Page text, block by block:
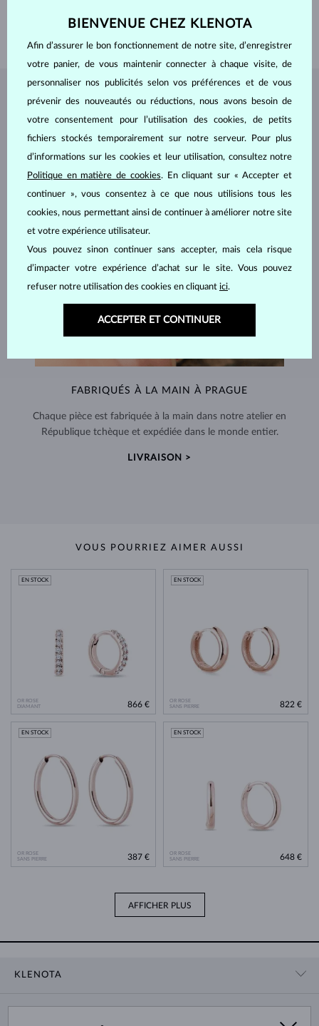
BIJOUX DEL'ATELIER KLENOTA
FABRIQUÉS À LA MAIN À PRAGUE
Chaque pièce est fabriquée à la main dans notre atelier en
République tchèque et expédiée dans le monde entier.
LIVRAISON >
VOUS POURRIEZ AIMER AUSSI
OR ROSE
DIAMANT
EN STOCK
866 €
OR ROSE
SANS PIERRE
EN STOCK
822 €
OR ROSE
SANS PIERRE
EN STOCK
387 €
OR ROSE
SANS PIERRE
EN STOCK
648 €
AFFICHER PLUS
KLENOTA
BIENVENUE CHEZ KLENOTA
Afin d’assurer le bon fonctionnement de notre site, d’enregistrer
votre panier, de vous maintenir connecter à chaque visite, de
personnaliser nos publicités selon vos préférences et de vous
prévenir des nouveautés ou réductions, nous avons besoin de
votre consentement pour l’utilisation des cookies, de petits
fichiers stockés temporairement sur notre serveur. Pour plus
d’informations sur les cookies et leur utilisation, consultez notre
Politique en matière de cookies. En cliquant sur « Accepter et
continuer », vous consentez à ce que nous utilisions tous les
cookies, nous permettant ainsi de continuer à améliorer notre site
et votre expérience utilisateur.
Vous pouvez sinon continuer sans accepter, mais cela risque
d’impacter votre expérience d’achat sur le site. Vous pouvez
refuser notre utilisation des cookies en cliquant ici.
ACCEPTER ET CONTINUER